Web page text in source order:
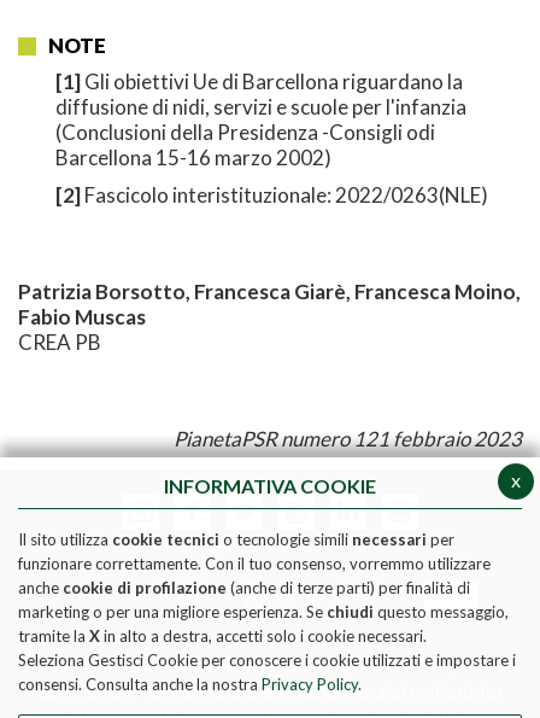
NOTE
[1]Gli obiettivi Ue di Barcellona riguardano la
diffusione di nidi, servizi e scuole per l'infanzia
(Conclusioni della Presidenza -Consigli odi
Barcellona 15-16 marzo 2002)
[2]Fascicolo interistituzionale: 2022/0263(NLE)
Patrizia Borsotto, Francesca Giarè, Francesca Moino,
Fabio Muscas
CREA PB
PianetaPSR numero 121 febbraio 2023
Pubblicazione realizzata con il contributo FEASR (Fondo
europeo per l'agricoltura e lo sviluppo rurale) nell'ambito
x
INFORMATIVA COOKIE
Il sito utilizza cookie tecnici o tecnologie simili necessari per
funzionare correttamente. Con il tuo consenso, vorremmo utilizzare
anche cookie di profilazione (anche di terze parti) per finalità di
marketing o per una migliore esperienza. Se chiudi questo messaggio,
tramite la Xin alto a destra, accetti solo i cookie necessari.
Seleziona Gestisci Cookie per conoscere i cookie utilizzati e impostare i
consensi. Consulta anche la nostra Privacy Policy.